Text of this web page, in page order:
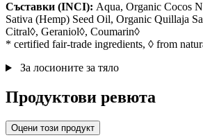
Съставки (INCI): Aqua, Organic Cocos
Sativa (Hemp) Seed Oil, Organic Quillaja
Citral◊, Geraniol◊, Coumarin◊
* certified fair-trade ingredients, ◊ from
За лосионите за тяло
Продуктови ревюта
Оцени този продукт